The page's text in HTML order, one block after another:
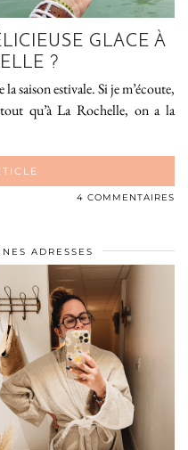
GLACE À
?
saison estivale. Si je m’écoute,
qu’à La Rochelle, on a la
4 COMMENTAIRES
ADRESSES